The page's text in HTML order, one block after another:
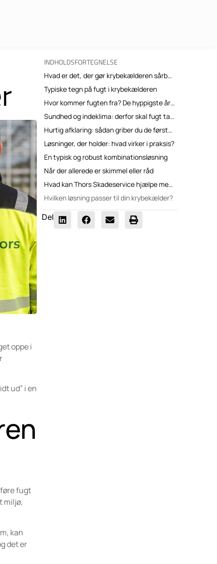
oppe i
ud” i en
fugt
miljø,
kan
det er
INDHOLDSFORTEGNELSE
Hvad er det, der gør krybekælderen sårbar?
Typiske tegn på fugt i krybekælderen
Hvor kommer fugten fra? De hyppigste årsager
Sundhed og indeklima: derfor skal fugt tages alvorligt
Hurtig afklaring: sådan griber du de første skridt an
Løsninger, der holder: hvad virker i praksis?
En typisk og robust kombinationsløsning
Når der allerede er skimmel eller råd
Hvad kan Thors Skadeservice hjælpe med?
Hvilken løsning passer til din krybekælder?
Del